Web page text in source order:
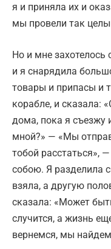
я и приняла их и
мы провели так
Но и мне захотелось
и я снарядила
товары и припасы и
корабле, и сказала:
дома, пока я съезжу
мной?» — «Мы
тобой расстаться»,
собою. Я разделила
взяла, а другую
сказала: «Может
случится, а жизнь
вернемся, мы